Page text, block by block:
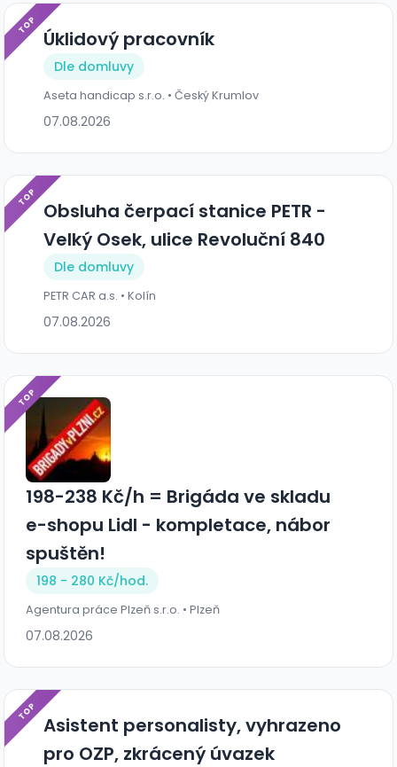
TOP
Úklidový pracovník
Dle domluvy
Aseta handicap s.r.o. • Český Krumlov
07.08.2026
TOP
Obsluha čerpací stanice PETR -
Velký Osek, ulice Revoluční 840
Dle domluvy
PETR CAR a.s. • Kolín
07.08.2026
TOP
198-238 Kč/h = Brigáda ve skladu
e-shopu Lidl - kompletace, nábor
spuštěn!
198 - 280 Kč/hod.
Agentura práce Plzeň s.r.o. • Plzeň
07.08.2026
TOP
Asistent personalisty, vyhrazeno
pro OZP, zkrácený úvazek